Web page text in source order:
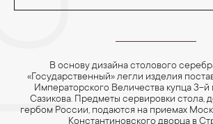
В основу дизайна столового
«Государственный» легли изделия
Императорского Величества купца 3-й
Сазикова. Предметы сервировки стола,
гербом России, подаются на приемах